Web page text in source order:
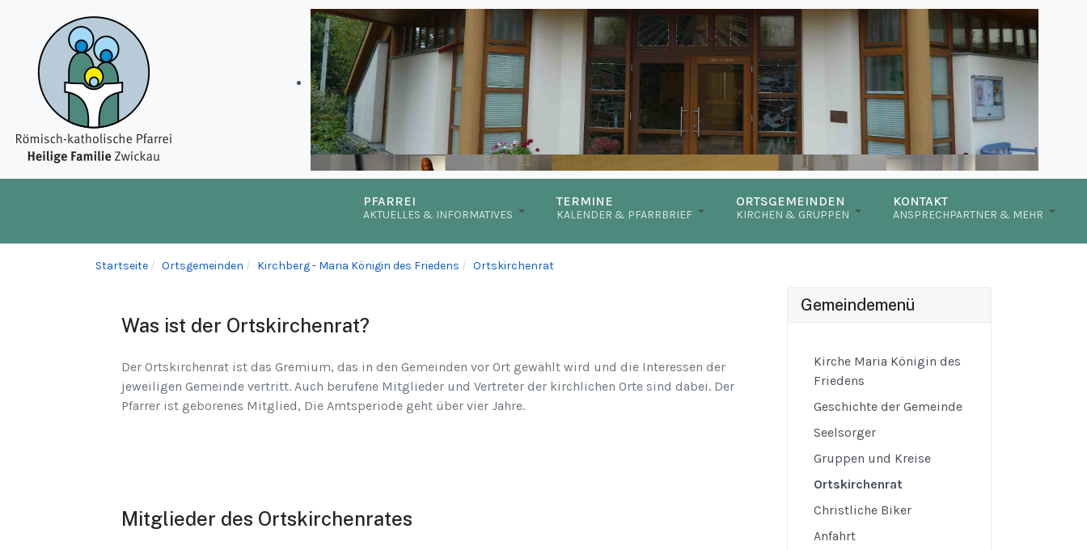
PFARREI
AKTUELLES & INFORMATIVES
TERMINE
KALENDER & PFARRBRIEF
ORTSGEMEINDEN
KIRCHEN & GRUPPEN
KONTAKT
ANSPRECHPARTNER & MEHR
Startseite Ortsgemeinden Kirchberg - Maria Königin des Friedens Ortskirchenrat
Was ist der Ortskirchenrat?
Der Ortskirchenrat ist das Gremium, das in den Gemeinden vor Ort gewählt wird und die Interessen der
jeweiligen Gemeinde vertritt. Auch berufene Mitglieder und Vertreter der kirchlichen Orte sind dabei. Der
Pfarrer ist geborenes Mitglied, Die Amtsperiode geht über vier Jahre.
Mitglieder des Ortskirchenrates
Gemeindemenü
Kirche Maria Königin des
Friedens
Geschichte der Gemeinde
Seelsorger
Gruppen und Kreise
Ortskirchenrat
Christliche Biker
Anfahrt